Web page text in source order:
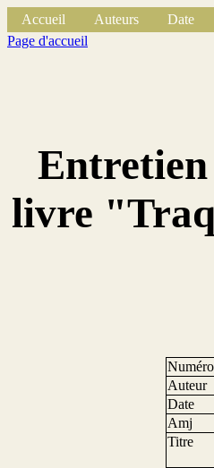
Accueil Auteurs Date
Page d'accueil
Entretien
livre
Numéro
Auteur
Date
Amj
Titre